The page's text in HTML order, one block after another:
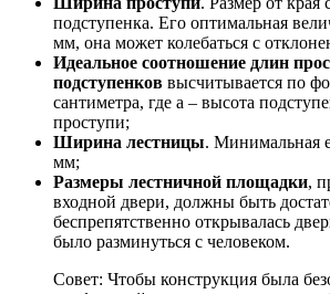
подступенка. Его оптимальная
мм, она может колебаться с
Идеальное соотношение длин
подступенков высчитывается по
сантиметра, где а – высота
проступи;
Ширина лестницы. Минимальная
мм;
Размеры лестничной площадки,
входной двери, должны быть
беспрепятственно открывалась
было разминуться с человеком.
Совет: Чтобы конструкция была